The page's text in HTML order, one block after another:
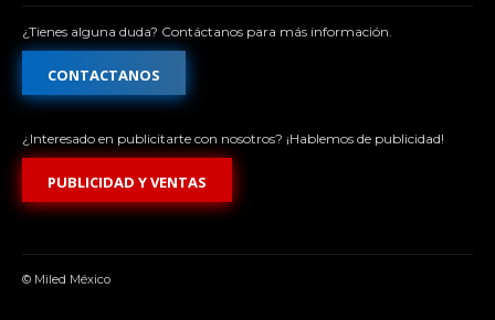
¿Tienes alguna duda? Contáctanos para más información.
CONTACTANOS
¿Interesado en publicitarte con nosotros? ¡Hablemos de publicidad!
PUBLICIDAD Y VENTAS
© Miled México